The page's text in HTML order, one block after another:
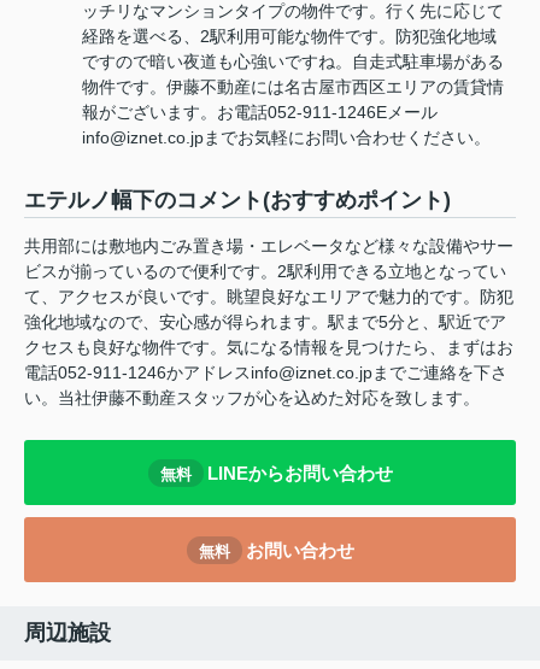
ッチリなマンションタイプの物件です。行く先に応じて
経路を選べる、2駅利用可能な物件です。防犯強化地域
ですので暗い夜道も心強いですね。自走式駐車場がある
物件です。伊藤不動産には名古屋市西区エリアの賃貸情
報がございます。お電話052-911-1246Eメール
info@iznet.co.jpまでお気軽にお問い合わせください。
エテルノ幅下のコメント(おすすめポイント)
共用部には敷地内ごみ置き場・エレベータなど様々な設備やサー
ビスが揃っているので便利です。2駅利用できる立地となってい
て、アクセスが良いです。眺望良好なエリアで魅力的です。防犯
強化地域なので、安心感が得られます。駅まで5分と、駅近でア
クセスも良好な物件です。気になる情報を見つけたら、まずはお
電話052-911-1246かアドレスinfo@iznet.co.jpまでご連絡を下さ
い。当社伊藤不動産スタッフが心を込めた対応を致します。
無料 LINEからお問い合わせ
無料 お問い合わせ
周辺施設